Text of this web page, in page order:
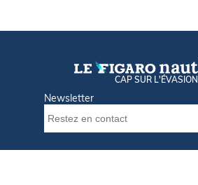
CAP SUR L'ÉVASION
Newsletter